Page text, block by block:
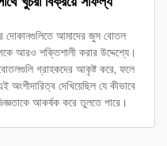
দোকানগুলিতে আমাদের জুস বোতল
আরও শক্তিশালী করার উদ্দেশ্যে।
গ্রাহকদের আকৃষ্ট করে, ফলে
দেখিয়েছিল যে কীভাবে
আকর্ষক করে তুলতে পারে।